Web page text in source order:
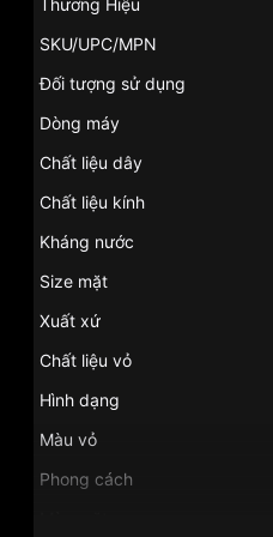
Thương Hiệu
SKU/UPC/MPN
Đối tượng sử dụng
Dòng máy
Chất liệu dây
Chất liệu kính
Kháng nước
Size mặt
Xuất xứ
Chất liệu vỏ
Hình dạng
Màu vỏ
Phong cách